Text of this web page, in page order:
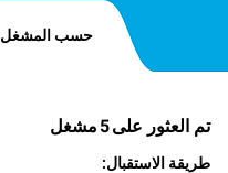
حسب المشغل
مشغل 5تم العثور على
طريقة الاستقبال: